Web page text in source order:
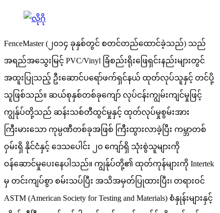
FenceMaster (၂၀၁၄ ခုနှစ်တွင် စတင်တည်ထောင်ခဲ့သည်) သည်
အရည်အသွေးမြင့် PVC/Vinyl ခြံစည်းရိုးဖြေရှင်းနည်းများတွင်
အထူးပြုသည့် ဦးဆောင်ပရော်ဖက်ရှင်နယ် ထုတ်လုပ်သူနှင့် တင်ပို့
သူဖြစ်သည်။ ဆယ်စုနှစ်တစ်ခုကျော် လုပ်ငန်းကျွမ်းကျင်မှုဖြင့်
ကျွန်ုပ်တို့သည် ဆန်းသစ်တီထွင်မှုနှင့် ထုတ်လုပ်မှုစွမ်းအား
ကြီးမားသော ကုမ္ပဏီတစ်ခုအဖြစ် ကြီးထွားလာခဲ့ပြီး ကမ္ဘာတစ်
ဝှမ်းရှိ နိုင်ငံနှင့် ဒေသပေါင်း ၂၀ ကျော်ရှိ သုံးစွဲသူများကို
ဝန်ဆောင်မှုပေးနေပါသည်။ ကျွန်ုပ်တို့၏ ထုတ်ကုန်များကို Intertek
မှ တင်းကျပ်စွာ စမ်းသပ်ပြီး အသိအမှတ်ပြုထားပြီး၊ တရားဝင်
ASTM (American Society for Testing and Materials) စံနှုန်းများနှင့်